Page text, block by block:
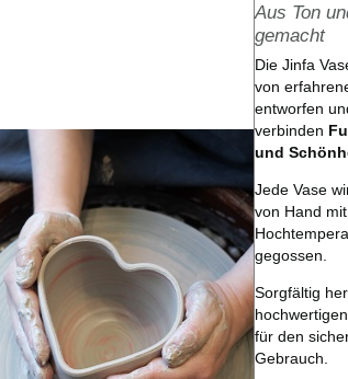
Aus Ton
gemacht
Die Jinfa
von
entworfen
verbinden
und
Jede Vase
von Hand
gegossen.
Sorgfältig
für den
Gebrauch.